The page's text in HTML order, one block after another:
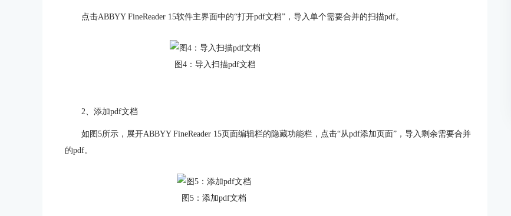
点击ABBYY FineReader 15软件主界面中的“打开pdf文档”，导入单个需要合并的扫描pdf。
图4：导入扫描pdf文档
2、添加pdf文档
如图5所示，展开ABBYY FineReader 15页面编辑栏的隐藏功能栏，点击“从pdf添加页面”，导入剩余需要合并
的pdf。
图5：添加pdf文档